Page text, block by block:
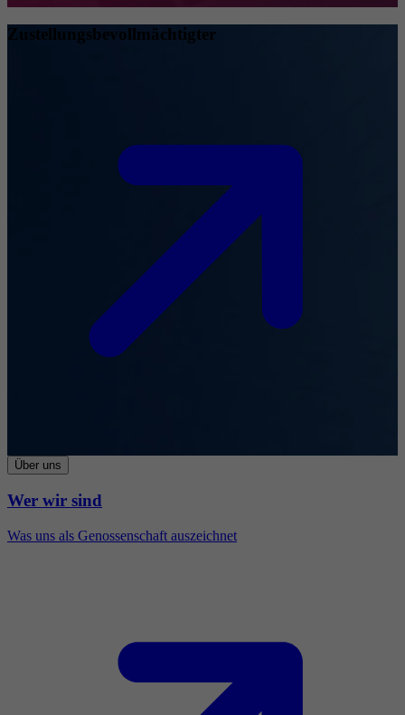
Zustellungsbevollmächtigter
Über uns
Wer wir sind
Was uns als Genossenschaft auszeichnet